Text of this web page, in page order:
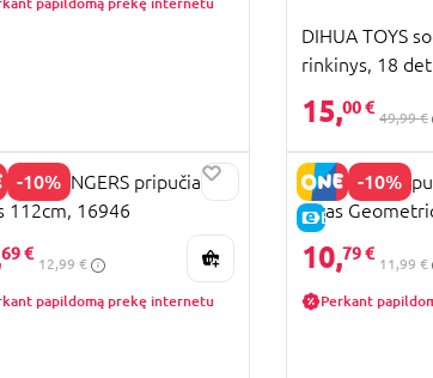
DIHUA TOYS
rinkinys, 18
15,00 €
49,99 €
-10%
AVENGERS pripučiama
112cm, 16946
69 €
12,99 €
papildomą prekę internetu
-10%
E-KAINA
BESTWAY
ratas
36228
10,79 €
11,99 €
Perkant